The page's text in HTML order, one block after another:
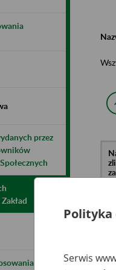
przez
do
Polityka
Serwis